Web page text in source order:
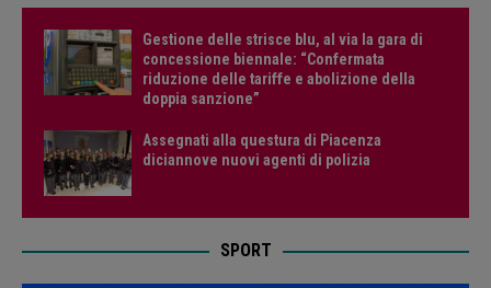
Gestione delle strisce blu, al via la gara di
concessione biennale: “Confermata
riduzione delle tariffe e abolizione della
doppia sanzione”
Assegnati alla questura di Piacenza
diciannove nuovi agenti di polizia
SPORT